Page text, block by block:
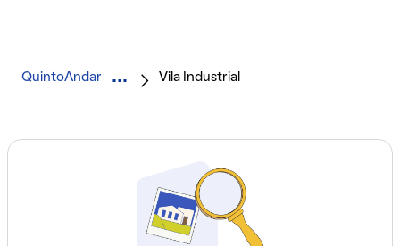
QuintoAndar Vila Industrial